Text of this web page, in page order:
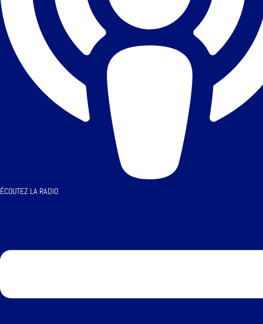
ÉCOUTEZ LA RADIO